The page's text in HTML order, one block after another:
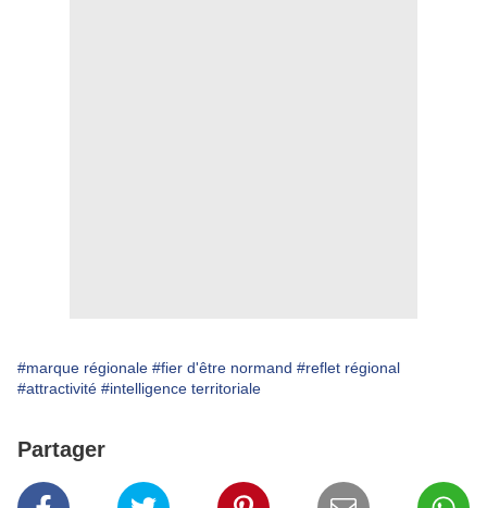
#marque régionale #fier d'être normand #reflet régional
#attractivité #intelligence territoriale
Partager